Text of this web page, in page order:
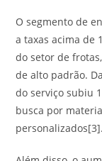
O segmento de
a taxas acima de
do setor de
de alto padrão.
do serviço subiu
busca por
personalizados[3].